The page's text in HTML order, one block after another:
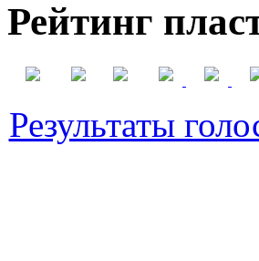
Рейтинг
Результаты